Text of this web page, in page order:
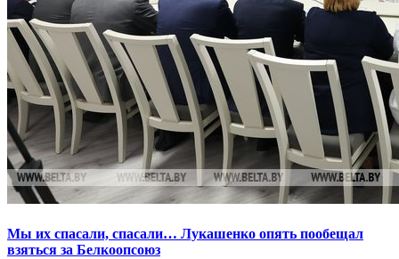
Мы их спасали, спасали… Лукашенко опять пообещал
взяться за Белкоопсоюз